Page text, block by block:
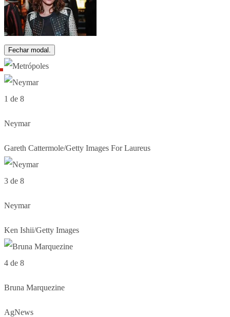
Fechar modal.
1 de 8
Neymar
Gareth Cattermole/Getty Images For Laureus
3 de 8
Neymar
Ken Ishii/Getty Images
4 de 8
Bruna Marquezine
AgNews